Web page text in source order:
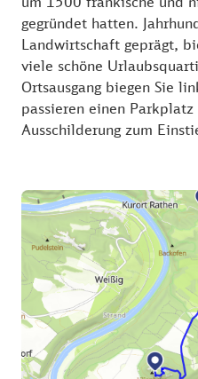
schweiz). Schon im
Lilienstein die erste
Materialseilbahn sorgt
des Notwendigen. Es gab
Bergbahn, die jedoch
schönsten
über Stiegen zu erreichen
gegründet hatten.
Landwirtschaft geprägt,
viele schöne
Ortsausgang biegen Sie
passieren einen
Ausschilderung zum